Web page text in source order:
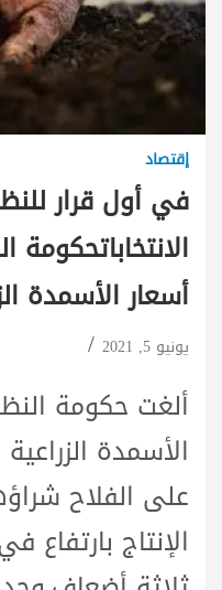
إقتصاد
في أول قرار
أسعار الأسمدة
يونيو 5, 2021
‏ألغت حكومة
الأسمدة
على الفلاح
الإنتاج